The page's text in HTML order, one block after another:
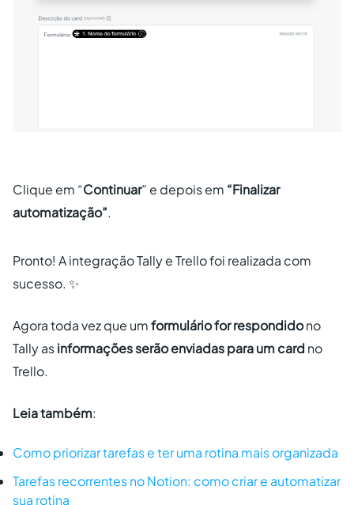
Clique em “Continuar” e depois em “Finalizar
automatização”.
Pronto! A integração Tally e Trello foi realizada com
sucesso. ✨
Agora toda vez que umformulário for respondidono
Tally asinformações serão enviadas para um card no
Trello.
Leia também:
Como priorizar tarefas e ter uma rotina mais organizada
Tarefas recorrentes no Notion: como criar e automatizar
sua rotina